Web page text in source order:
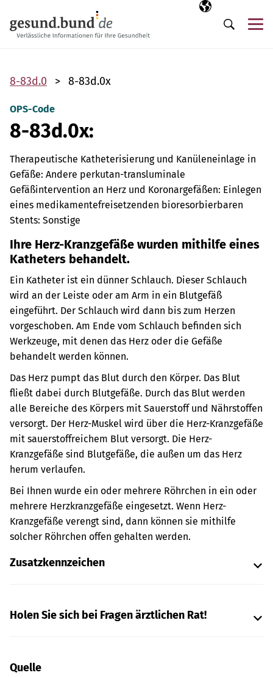
Ausgewählte
DE
Suche
8-83d.0 8-83d.0x
OPS-Code
8-83d.0x:
Therapeutische Katheterisierung und Kanüleneinlage in
Gefäße: Andere perkutan-transluminale
Gefäßintervention an Herz und Koronargefäßen: Einlegen
eines medikamentefreisetzenden bioresorbierbaren
Stents: Sonstige
Ihre Herz-Kranzgefäße wurden mithilfe eines
Katheters behandelt.
Ein Katheter ist ein dünner Schlauch. Dieser Schlauch
wird an der Leiste oder am Arm in ein Blutgefäß
eingeführt. Der Schlauch wird dann bis zum Herzen
vorgeschoben. Am Ende vom Schlauch befinden sich
Werkzeuge, mit denen das Herz oder die Gefäße
behandelt werden können.
Das Herz pumpt das Blut durch den Körper. Das Blut
fließt dabei durch Blutgefäße. Durch das Blut werden
alle Bereiche des Körpers mit Sauerstoff und Nährstoffen
versorgt. Der Herz-Muskel wird über die Herz-Kranzgefäße
mit sauerstoffreichem Blut versorgt. Die Herz-
Kranzgefäße sind Blutgefäße, die außen um das Herz
herum verlaufen.
Bei Ihnen wurde ein oder mehrere Röhrchen in ein oder
mehrere Herzkranzgefäße eingesetzt. Wenn Herz-
Kranzgefäße verengt sind, dann können sie mithilfe
solcher Röhrchen offen gehalten werden.
Zusatzkennzeichen
Holen Sie sich bei Fragen ärztlichen Rat!
Quelle